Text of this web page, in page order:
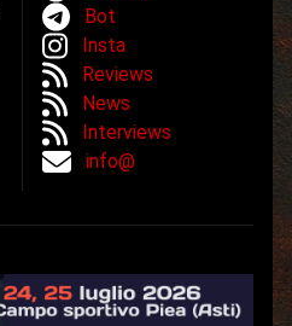
Bot
Insta
Reviews
News
Interviews
info@